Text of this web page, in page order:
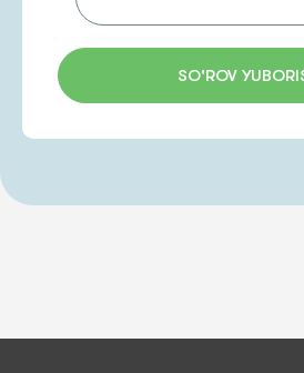
SO'ROV